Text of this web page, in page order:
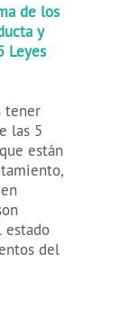
de los
y
Leyes
tener
las 5
están
estado
del